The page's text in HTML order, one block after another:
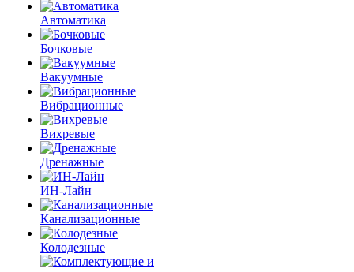
Автоматика
Бочковые
Вакуумные
Вибрационные
Вихревые
Дренажные
ИН-Лайн
Канализационные
Колодезные